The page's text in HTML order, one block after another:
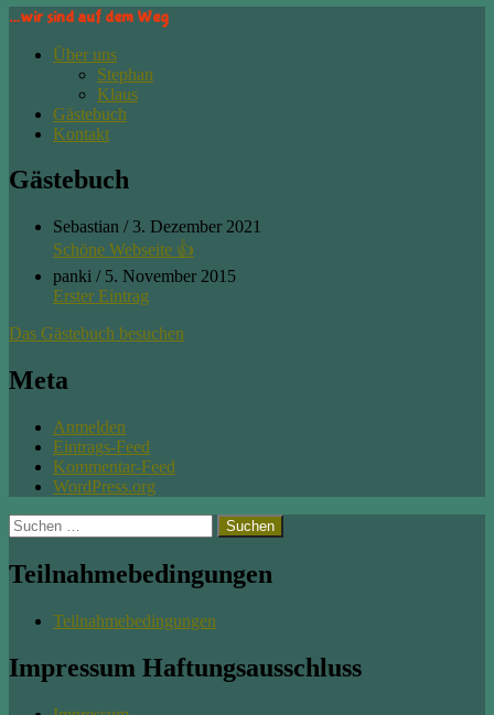
…wir sind auf dem Weg
Über uns
Stephan
Klaus
Gästebuch
Kontakt
Gästebuch
Sebastian / 3. Dezember 2021
Schöne Webseite 👍
panki / 5. November 2015
Erster Eintrag
Das Gästebuch besuchen
Meta
Anmelden
Eintrags-Feed
Kommentar-Feed
WordPress.org
Suchen
nach:
Teilnahmebedingungen
Teilnahmebedingungen
Impressum Haftungsausschluss